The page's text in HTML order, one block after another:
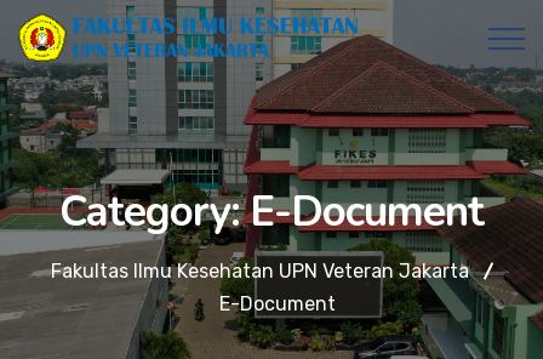
Category:E-Document
Fakultas Ilmu Kesehatan UPN Veteran Jakarta
E-Document